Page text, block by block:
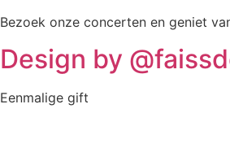
Bezoek onze concerten en geniet
Design by
Eenmalige gift